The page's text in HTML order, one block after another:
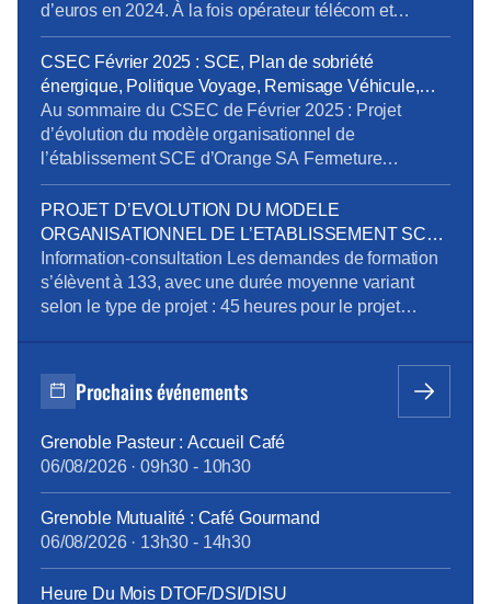
d’euros en 2024. À la fois opérateur télécom et
intégrateur numérique, elle sert une clientèle
mondiale via trois canaux : Entreprises France,
Grands Clients France et International. Ses services
se répartissent en trois segments : Télécom, Digital et
Intégration. […]
CSEC Février 2025 : SCE, Plan de sobriété
énergique, Politique Voyage, Remisage Véhicule,
Addictions
Au sommaire du CSEC de Février 2025 : Projet
d’évolution du modèle organisationnel de
l’établissement SCE d’Orange SA Fermeture
exceptionnelle de certains sites tertiaires dans le
cadre du plan de sobriété énergétique Mandatement
de la CPRPPST : Politique Voyage, Remisage
Véhicule, Situation de la prévention de l’addiction au
sein du groupe Orange Pour télécharger le […]
PROJET D’EVOLUTION DU MODELE
ORGANISATIONNEL DE L’ETABLISSEMENT SCE
D’ORANGE SA
Information-consultation Les demandes de formation
s’élèvent à 133, avec une durée moyenne variant
selon le type de projet : 45 heures pour le projet
présentiel ont été organisés pour aider les volontaires
à développer leurs compétences, avec des
Prochains événements
Grenoble Pasteur : Accueil Café
06/08/2026· 09h30 - 10h30
Grenoble Mutualité : Café Gourmand
06/08/2026· 13h30 - 14h30
Heure Du Mois DTOF/DSI/DISU